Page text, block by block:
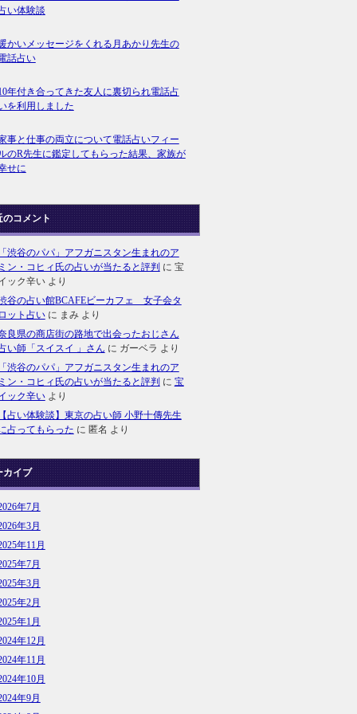
い体験談
かいメッセージをくれる月あかり先生の
話占い
年付き合ってきた友人に裏切られ電話占
を利用しました
事と仕事の両立について電話占いフィー
のR先生に鑑定してもらった結果、家族が
せに
のコメント
渋谷のパパ」アフガニスタン生まれのア
ン・コヒィ氏の占いが当たると評判 に 宝
ック辛いより
谷の占い館BCAFEビーカフェ 女子会タ
ット占いに まみより
良県の商店街の路地で出会ったおじさん
い師「スイスイ 」さん に ガーベラ より
渋谷のパパ」アフガニスタン生まれのア
ン・コヒィ氏の占いが当たると評判 に 宝
ック辛いより
占い体験談】東京の占い師 小野十傳先生
占ってもらった に 匿名 より
カイブ
年7月
年3月
年11月
年7月
年3月
年2月
年1月
年12月
年11月
年10月
年9月